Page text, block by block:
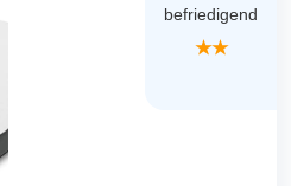
befriedigend
★★